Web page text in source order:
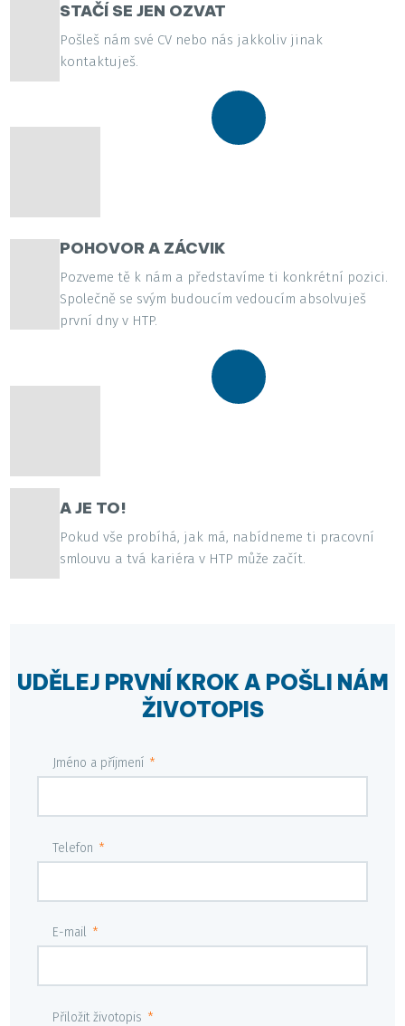
STAČÍ SE JEN OZVAT
Pošleš nám své CV nebo nás jakkoliv jinak
kontaktuješ.
POHOVOR A ZÁCVIK
Pozveme tě k nám a představíme ti konkrétní pozici.
Společně se svým budoucím vedoucím absolvuješ
první dny v HTP.
A JE TO!
Pokud vše probíhá, jak má, nabídneme ti pracovní
smlouvu a tvá kariéra v HTP může začít.
UDĚLEJ PRVNÍ KROK A POŠLI NÁM
ŽIVOTOPIS
Jméno a příjmení *
Telefon *
E-mail *
Přiložit životopis *